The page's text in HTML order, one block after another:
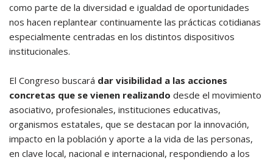
como parte de la diversidad e igualdad de oportunidades
nos hacen replantear continuamente las prácticas cotidianas
especialmente centradas en los distintos dispositivos
institucionales.
El Congreso buscará dar visibilidad a las acciones
concretas que se vienen realizando desde el movimiento
asociativo, profesionales, instituciones educativas,
organismos estatales, que se destacan por la innovación,
impacto en la población y aporte a la vida de las personas,
en clave local, nacional e internacional, respondiendo a los